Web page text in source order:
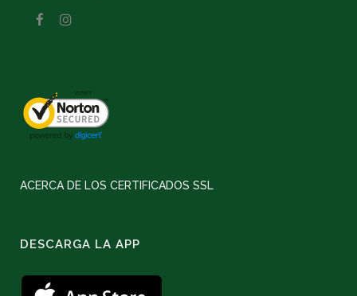
ACERCA DE LOS CERTIFICADOS SSL
DESCARGA LA APP